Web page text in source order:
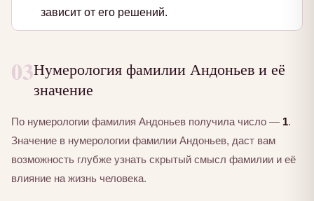
зависит от его решений.
03Нумерология фамилии Андоньев и её
значение
По нумерологии фамилия Андоньев получила число — 1.
Значение в нумерологии фамилии Андоньев, даст вам
возможность глубже узнать скрытый смысл фамилии и её
влияние на жизнь человека.